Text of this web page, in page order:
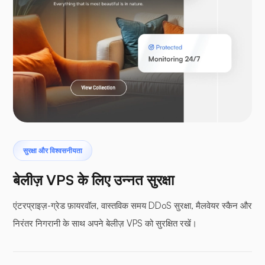
Woocommerce
laravel
टेरोडक्टाइल
सुरक्षा और विश्वसनीयता
बेलीज़ VPS के लिए उन्नत सुरक्षा
एंटरप्राइज़-ग्रेड फ़ायरवॉल, वास्तविक समय DDoS सुरक्षा, मैलवेयर स्कैन और
निरंतर निगरानी के साथ अपने बेलीज़ VPS को सुरक्षित रखें।